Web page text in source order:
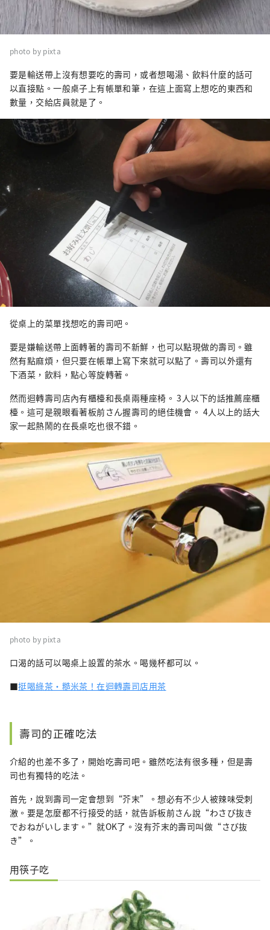
photo by pixta
要是輸送帶上沒有想要吃的壽司，或者想喝湯、飲料什麼的話可
以直接點。一般桌子上有帳單和筆，在這上面寫上想吃的東西和
數量，交給店員就是了。
從桌上的菜單找想吃的壽司吧。
要是嫌輸送帶上面轉著的壽司不新鮮，也可以點現做的壽司。雖
然有點麻煩，但只要在帳單上寫下來就可以點了。壽司以外還有
下酒菜，飲料，點心等旋轉著。
然而迴轉壽司店內有櫃檯和長桌兩種座椅。 3人以下的話推薦座櫃
檯。這可是親眼看著板前さん握壽司的絕佳機會。 4人以上的話大
家一起熱鬧的在長桌吃也很不錯。
photo by pixta
口渴的話可以喝桌上設置的茶水。喝幾杯都可以。
■挺喝綠茶・糙米茶！在迴轉壽司店用茶
壽司的正確吃法
介紹的也差不多了，開始吃壽司吧。雖然吃法有很多種，但是壽
司也有獨特的吃法。
首先，說到壽司一定會想到“芥末”。想必有不少人被辣味受刺
激。要是怎麼都不行接受的話，就告訴板前さん說“わさび抜き
でおねがいします。”就OK了。沒有芥末的壽司叫做“さび抜
き”。
用筷子吃